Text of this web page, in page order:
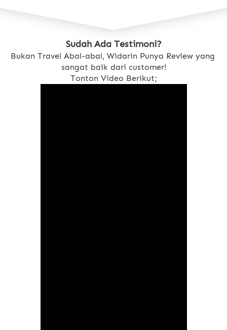
Sudah Ada Testimoni?
Bukan Travel Abal-abal, Widarin Punya Review yang
sangat baik dari customer!
Tonton Video Berikut;